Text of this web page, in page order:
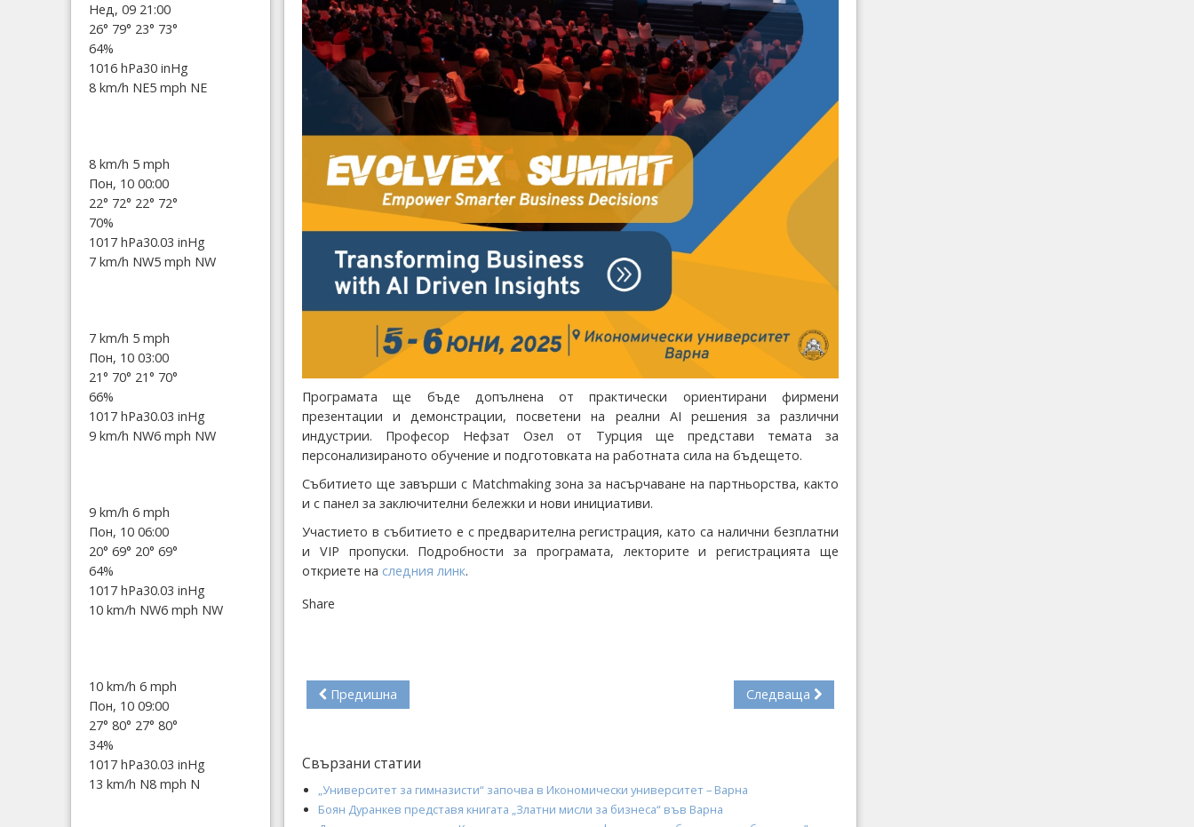
Програмата ще бъде допълнена от практически ориентирани фирмени
презентации и демонстрации, посветени на реални AI решения за различни
индустрии. Професор Нефзат Озел от Турция ще представи темата за
персонализираното обучение и подготовката на работната сила на бъдещето.
Събитието ще завърши с Matchmaking зона за насърчаване на партньорства, както
и с панел за заключителни бележки и нови инициативи.
Участието в събитието е с предварителна регистрация, като са налични безплатни
и VIP пропуски. Подробности за програмата, лекторите и регистрацията ще
откриете на следния линк.
Share
Предишна Следваща
Свързани статии
„Университет за гимназисти“ започва в Икономически университет – Варна
Боян Дуранкев представя книгата „Златни мисли за бизнеса“ във Варна
Нед, 09 21:00
26° 79° 23° 73°
64%
1016 hPa30 inHg
8 km/h NE5 mph NE
8 km/h 5 mph
Пон, 10 00:00
22° 72° 22° 72°
70%
1017 hPa30.03 inHg
7 km/h NW5 mph NW
7 km/h 5 mph
Пон, 10 03:00
21° 70° 21° 70°
66%
1017 hPa30.03 inHg
9 km/h NW6 mph NW
9 km/h 6 mph
Пон, 10 06:00
20° 69° 20° 69°
64%
1017 hPa30.03 inHg
10 km/h NW6 mph NW
10 km/h 6 mph
Пон, 10 09:00
27° 80° 27° 80°
34%
1017 hPa30.03 inHg
13 km/h N8 mph N